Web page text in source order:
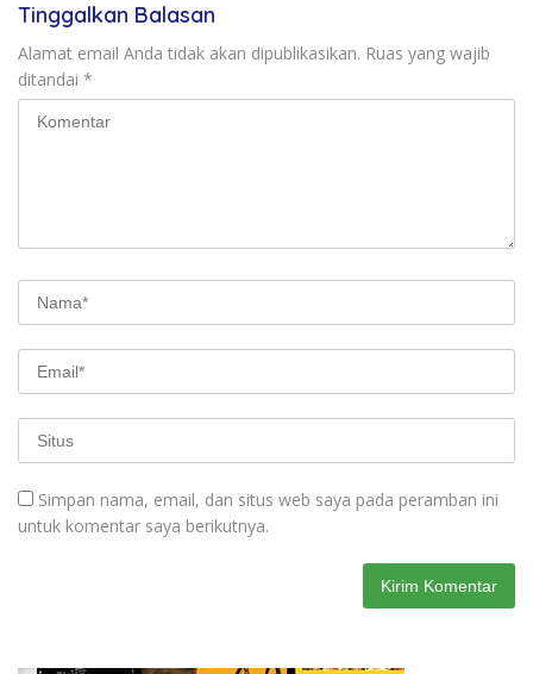
Tinggalkan Balasan
Alamat email Anda tidak akan dipublikasikan. Ruas yang wajib
ditandai *
Simpan nama, email, dan situs web saya pada peramban ini
untuk komentar saya berikutnya.